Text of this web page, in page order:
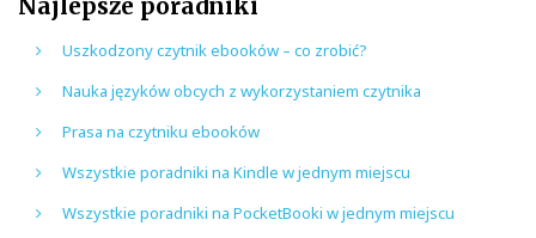
Najlepsze poradniki
Uszkodzony czytnik ebooków – co zrobić?
Nauka języków obcych z wykorzystaniem czytnika
Prasa na czytniku ebooków
Wszystkie poradniki na Kindle w jednym miejscu
Wszystkie poradniki na PocketBooki w jednym miejscu